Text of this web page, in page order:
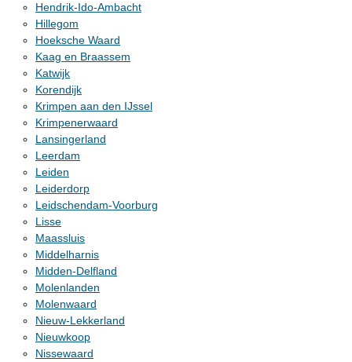
Hendrik-Ido-Ambacht
Hillegom
Hoeksche Waard
Kaag en Braassem
Katwijk
Korendijk
Krimpen aan den IJssel
Krimpenerwaard
Lansingerland
Leerdam
Leiden
Leiderdorp
Leidschendam-Voorburg
Lisse
Maassluis
Middelharnis
Midden-Delfland
Molenlanden
Molenwaard
Nieuw-Lekkerland
Nieuwkoop
Nissewaard